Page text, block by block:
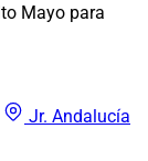
Mayo para
Jr. Andalucía